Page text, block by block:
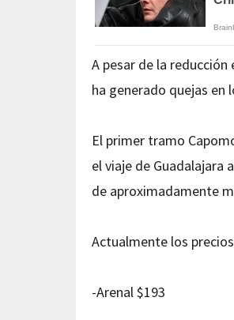
A pesar de la
ha generado quejas en
El primer tramo
el viaje de Guadalajara
de aproximadamente
Actualmente los
-Arenal $193